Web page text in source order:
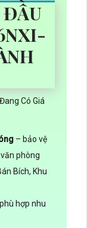
ĐẦU
Có Giá
– bảo vệ
phòng
Bích, Khu
phù hợp nhu